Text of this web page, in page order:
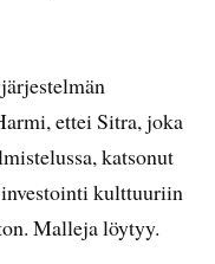
ettei Sitra, joka
katsonut
kulttuuriin
Malleja löytyy.